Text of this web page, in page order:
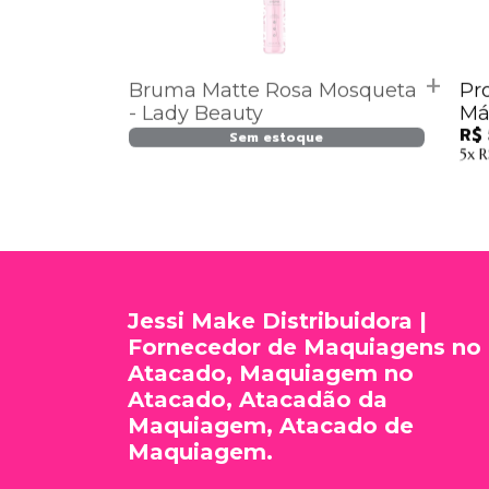
Bruma Matte Rosa Mosqueta
- Lady Beauty
Sem estoque R$
Jessi Make Distribuidora |
Fornecedor de Maquiagens no
Atacado, Maquiagem no
Atacado, Atacadão da
Maquiagem, Atacado de
Maquiagem.